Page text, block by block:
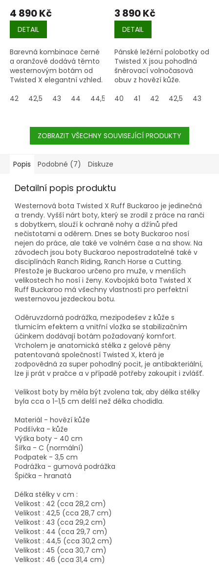
4 890 Kč
DETAIL
Barevná kombinace černé
a oranžové dodává těmto
westernovým botám od
Twisted X elegantní vzhled.
klasický design, který lze
42 42,5 43 44 44,5 45 47,5
3 890 Kč
DETAIL
Pánské ležérní polobotky od
Twisted X jsou pohodlná
šněrovací volnočasová
obuv z hovězí kůže.
40
41 42 42,5 43
ZOBRAZIT VŠECHNY SOUVISEJÍCÍ PRODUKTY
Popis Podobné (7) Diskuze
Detailní popis produktu
Westernová bota Twisted X Ruff Buckaroo je jedinečná
a trendy. Vyšší nárt boty, který se zrodil z práce na ranči
s dobytkem, slouží k ochraně nohy a džínů před
nečistotami a oděrem. Dnes se boty Buckaroo nosí
nejen do práce, ale také ve volném čase a na show. Na
závodech jsou boty Buckaroo nepostradatelné také v
disciplínách Ranch Riding, Ranch Horse a Cutting.
Přestože je Buckaroo určeno pro muže, v menších
velikostech ho nosí i ženy. Kovbojská bota Twisted X
Ruff Buckaroo má všechny vlastnosti pro perfektní
westernovou jezdeckou botu.
Oděruvzdorná podrážka, mezipodešev z kůže s
tlumicím efektem a vnitřní vložka se stabilizačním
účinkem dodávají botám požadovaný komfort.
Vrcholem je anatomická stélka z gelové pěny
patentovaná společností Twisted X, která je
zodpovědná za super pohodlný pocit, je antibakteriální,
lze ji prát v pračce a v případě potřeby zakoupit i zvlášť.
Velikost boty by měla být zvolena tak, aby délka stélky
byla cca o 1-1,5 cm delší než délka chodidla.
Materiál - hovězí kůže
Podšívka - kůže
Výška boty - 40 cm
Šířka - C (normální)
Podpatek - 3,5 cm
Podrážka - gumová podrážka
Špička - hranatá
Délka stélky v cm :
Velikost : 42 (cca 28,2 cm)
Velikost : 42,5 (cca 28,7 cm)
Velikost : 43 (cca 29,2 cm)
Velikost : 44 (cca 29,7 cm)
Velikost : 44,5 (cca 30,2 cm)
Velikost : 45 (cca 30,7 cm)
Velikost : 46 (cca 31,4 cm)